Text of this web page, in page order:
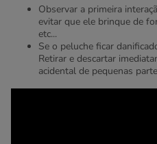
Observar a primeira
evitar que ele brinque de
etc...
Se o peluche ficar
Retirar e descartar
acidental de pequenas